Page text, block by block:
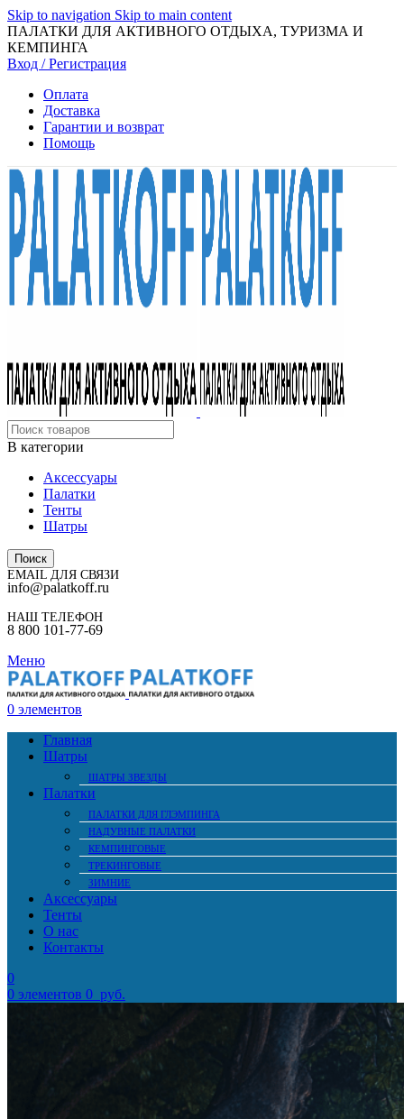
Skip to navigation Skip to main content
ПАЛАТКИ ДЛЯ АКТИВНОГО ОТДЫХА, ТУРИЗМА И
КЕМПИНГА
Вход / Регистрация
Оплата
Доставка
Гарантии и возврат
Помощь
В категории
Аксессуары
Палатки
Тенты
Шатры
Поиск
EMAIL ДЛЯ СВЯЗИ
info@palatkoff.ru
НАШ ТЕЛЕФОН
8 800 101-77-69
Меню
0 элементов
Главная
Шатры
ШАТРЫ ЗВЕЗДЫ
Палатки
ПАЛАТКИ ДЛЯ ГЛЭМПИНГА
НАДУВНЫЕ ПАЛАТКИ
КЕМПИНГОВЫЕ
ТРЕКИНГОВЫЕ
ЗИМНИЕ
Аксессуары
Тенты
О нас
Контакты
0
0 элементов 0 руб.